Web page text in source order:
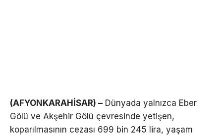
(AFYONKARAHİSAR) – Dünyada yalnızca Eber
Gölü ve Akşehir Gölü çevresinde yetişen,
koparılmasının cezası 699 bin 245 lira, yaşam